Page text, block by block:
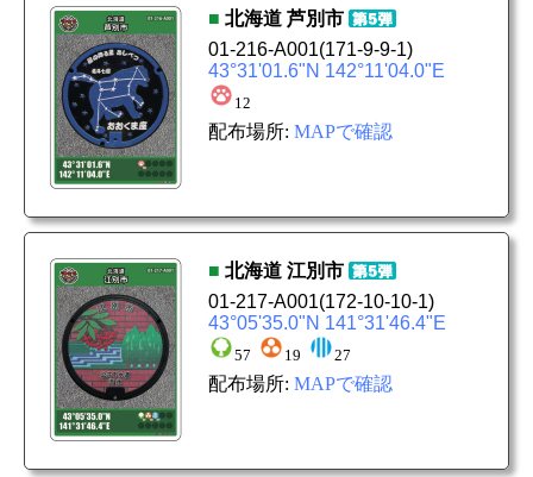
■ 北海道 芦別市
01-216-A001(171-9-9-1)
43°31'01.6"N 142°11'04.0"E
12
配布場所: MAPで確認
■ 北海道 江別市
01-217-A001(172-10-10-1)
43°05'35.0"N 141°31'46.4"E
57 19 27
配布場所: MAPで確認